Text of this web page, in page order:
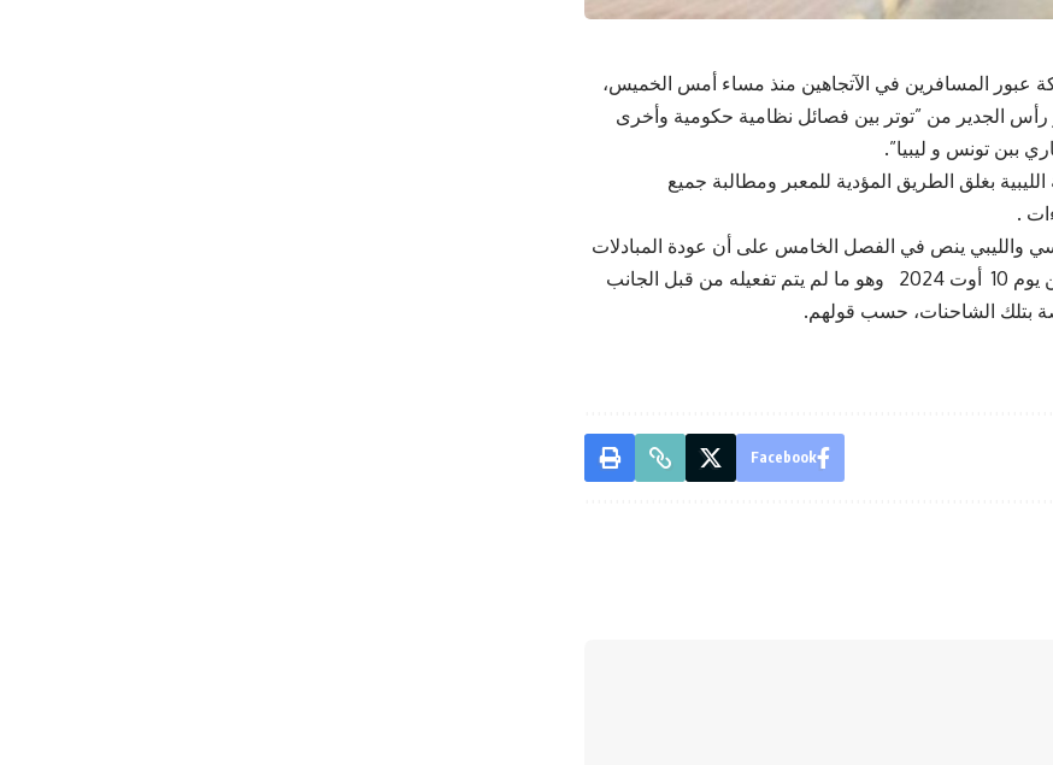
عبور المسافرين في الآتجاهين منذ مساء أمس الخميس،
رأس الجدير من ”توتر بين فصائل نظامية حكومية وأخرى
ببن تونس و ليبيا”.
بغلق الطريق المؤدية للمعبر ومطالبة جميع
.
والليبي ينص في الفصل الخامس على أن عودة المبادلات
التجارية عبر الشاحنات المعدة للغرض تدريجيا بداية من يوم 10 أوت 2024 وهو ما لم يتم تفعيله من قبل الجانب
بتلك الشاحنات، حسب قولهم.
Facebook